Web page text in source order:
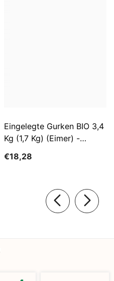
Eingelegte Gurken BIO 3,4
Kg (1,7 Kg) (Eimer) -
€18,28